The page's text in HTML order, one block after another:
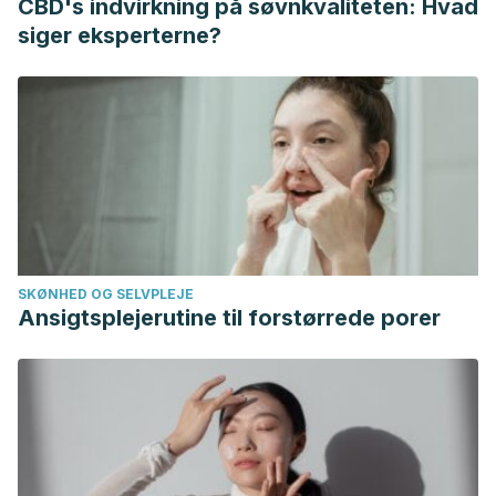
Medicine, 375(9), 830–839.
https://doi.org/10.1056/NEJMoa1600693
Transmisión del VIH | Información básica | VIH/SIDA | CDC.
(n.d.). Retrieved July 6, 2020, from
https://www.cdc.gov/hiv/spanish/basics/
Erazo, Ana María Bastidas, and Gladys Eugenia Canaval
Erazo. “Más allá de los síntomas: vivir con VIH es motor de
Avances en Enfermería(2018): 338-346.
Bastán, Jesús Enrique Pérez, and Luisa Fernanda Viana
Castaño. “Adherencia terapéutica a los antirretrovirales de
gran actividad en personas con VIH/SIDA.”
Archivos del
Hospital Universitario” General Calixto García”7.2 (2019):
Linares Guerra, Elisa Maritza, et al. “Cambios del peso y de
las células T CD4+ en sujetos VIH/sida con
antirretrovirales. Angola.” Revista de Ciencias Médicas de
CBD's indvirkning på søvnkvaliteten: Hvad
siger eksperterne?
SKØNHED OG SELVPLEJE
Ansigtsplejerutine til forstørrede porer